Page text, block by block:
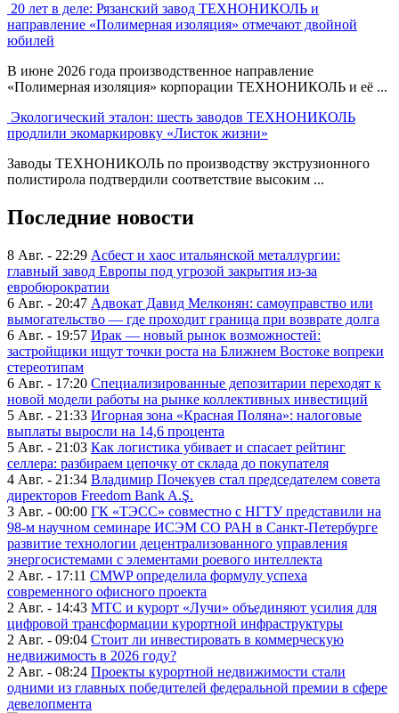
20 лет в деле: Рязанский завод ТЕХНОНИКОЛЬ и
направление «Полимерная изоляция» отмечают двойной
юбилей
В июне 2026 года производственное направление
«Полимерная изоляция» корпорации ТЕХНОНИКОЛЬ и её ...
Экологический эталон: шесть заводов ТЕХНОНИКОЛЬ
продлили экомаркировку «Листок жизни»
Заводы ТЕХНОНИКОЛЬ по производству экструзионного
полистирола подтвердили соответствие высоким ...
Последние новости
8 Авг. - 22:29 Асбест и хаос итальянской металлургии:
главный завод Европы под угрозой закрытия из-за
евробюрократии
6 Авг. - 20:47 Адвокат Давид Мелконян: самоуправство или
вымогательство — где проходит граница при возврате долга
6 Авг. - 19:57 Ирак — новый рынок возможностей:
застройщики ищут точки роста на Ближнем Востоке вопреки
стереотипам
6 Авг. - 17:20 Специализированные депозитарии переходят к
новой модели работы на рынке коллективных инвестиций
5 Авг. - 21:33 Игорная зона «Красная Поляна»: налоговые
выплаты выросли на 14,6 процента
5 Авг. - 21:03 Как логистика убивает и спасает рейтинг
селлера: разбираем цепочку от склада до покупателя
4 Авг. - 21:34 Владимир Почекуев стал председателем совета
директоров Freedom Bank A.Ş.
3 Авг. - 00:00 ГК «ТЭСС» совместно с НГТУ представили на
98-м научном семинаре ИСЭМ СО РАН в Санкт-Петербурге
развитие технологии децентрализованного управления
энергосистемами с элементами роевого интеллекта
2 Авг. - 17:11 CMWP определила формулу успеха
современного офисного проекта
2 Авг. - 14:43 МТС и курорт «Лучи» объединяют усилия для
цифровой трансформации курортной инфраструктуры
2 Авг. - 09:04 Стоит ли инвестировать в коммерческую
недвижимость в 2026 году?
2 Авг. - 08:24 Проекты курортной недвижимости стали
одними из главных победителей федеральной премии в сфере
девелопмента